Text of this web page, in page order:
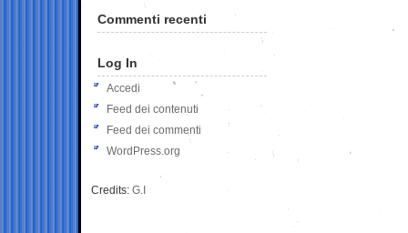
Commenti recenti
Log In
Accedi
Feed dei contenuti
Feed dei commenti
WordPress.org
Credits: G.I